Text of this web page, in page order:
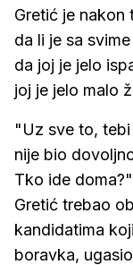
Gretić je nakon
da li je sa
da joj je jelo
joj je jelo malo
"Uz sve to,
nije bio
Tko ide
Gretić trebao
kandidatima
boravka,